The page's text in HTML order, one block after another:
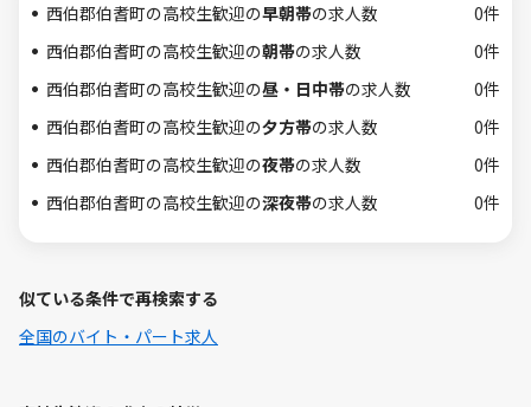
西伯郡伯耆町の高校生歓迎の早朝帯の求人数
0件
西伯郡伯耆町の高校生歓迎の朝帯の求人数
0件
西伯郡伯耆町の高校生歓迎の昼・日中帯の求人数
0件
西伯郡伯耆町の高校生歓迎の夕方帯の求人数
0件
西伯郡伯耆町の高校生歓迎の夜帯の求人数
0件
西伯郡伯耆町の高校生歓迎の深夜帯の求人数 0件
似ている条件で再検索する
全国のバイト・パート求人